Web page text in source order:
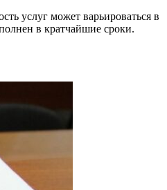
услуг может варьироваться в
в кратчайшие сроки.